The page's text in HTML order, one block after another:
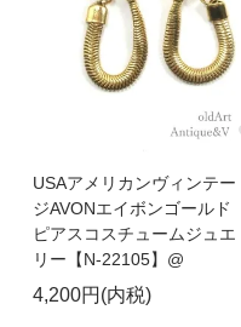
USAアメリカンヴィンテー
ジAVONエイボンゴールド
ピアスコスチュームジュエ
リー【N-22105】@
4,200円(内税)